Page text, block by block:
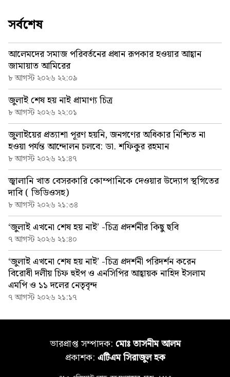
সর্বশেষ
আলেমদের সমাজ পরিবর্তনের প্রধান রূপকার হওয়ার আহ্বান
জামায়াত আমিরের
৮ আগস্ট ২০২৬ ২২:০৯
জুলাই শেষ হয় নাই প্রামাণ্য চিত্র
৮ আগস্ট ২০২৬ ২২:০১
জুলাইয়ের প্রত্যাশা পূরণ হয়নি, জনগণের অধিকার নিশ্চিত না
হওয়া পর্যন্ত আন্দোলন চলবে: ডা. শফিকুর রহমান
৮ আগস্ট ২০২৬ ২১:৪৭
জ্বালানি খাত বেসরকারি কোম্পানিকে দেওয়ার উদ্যোগ স্থগিতের
দাবি ( ভিডিওসহ)
৮ আগস্ট ২০২৬ ২১:৩৪
‘জুলাই এখনো শেষ হয় নাই’ -চিত্র প্রদর্শনীর কিছু ছবি
৭ আগস্ট ২০২৬ ২১:৪০
‘জুলাই এখনো শেষ হয় নাই’ -চিত্র প্রদর্শনী পরিদর্শন করেন
বিরোধী দলীয় চিফ হুইপ ও এনসিপির আহ্বায়ক নাহিদ ইসলাম
এমপি ও ১১ দলের নেতৃবৃন্দ
৭ আগস্ট ২০২৬ ২১:১৭
ভারপ্রাপ্ত সম্পাদক: মোঃ তাসনীম আলম
প্রকাশক: এটিএম সিরাজুল হক